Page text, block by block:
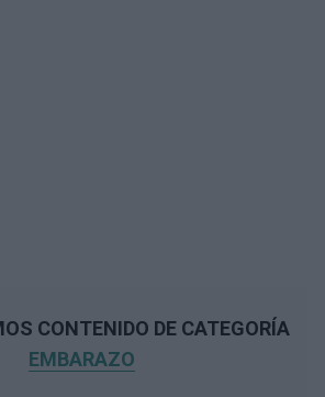
CONTENIDO DE CATEGORÍA
EMBARAZO